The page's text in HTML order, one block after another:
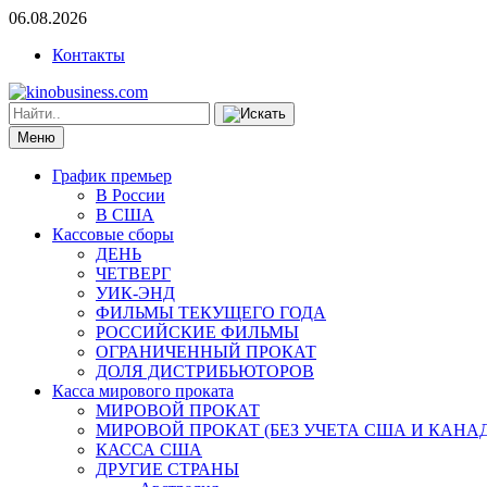
06.08.2026
Контакты
Меню
График премьер
В России
В США
Кассовые сборы
ДЕНЬ
ЧЕТВЕРГ
УИК-ЭНД
ФИЛЬМЫ ТЕКУЩЕГО ГОДА
РОССИЙСКИЕ ФИЛЬМЫ
ОГРАНИЧЕННЫЙ ПРОКАТ
ДОЛЯ ДИСТРИБЬЮТОРОВ
Касса мирового проката
МИРОВОЙ ПРОКАТ
МИРОВОЙ ПРОКАТ (БЕЗ УЧЕТА США И
КАССА США
ДРУГИЕ СТРАНЫ